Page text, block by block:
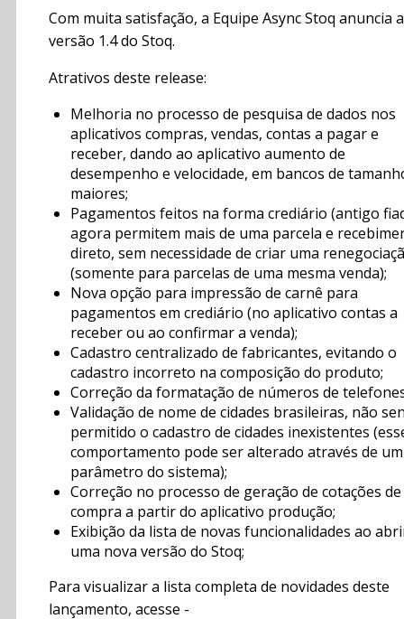
Com muita satisfação, a Equipe Async Stoq anuncia a
versão 1.4 do Stoq.
Atrativos deste release:
Melhoria no processo de pesquisa de dados nos
aplicativos compras, vendas, contas a pagar e
receber, dando ao aplicativo aumento de
desempenho e velocidade, em bancos de
maiores;
Pagamentos feitos na forma crediário (antigo
agora permitem mais de uma parcela e
direto, sem necessidade de criar uma
(somente para parcelas de uma mesma venda);
Nova opção para impressão de carnê para
pagamentos em crediário (no aplicativo contas a
receber ou ao confirmar a venda);
Cadastro centralizado de fabricantes, evitando o
cadastro incorreto na composição do produto;
Correção da formatação de números de
Validação de nome de cidades brasileiras, não
permitido o cadastro de cidades inexistentes
comportamento pode ser alterado através de um
parâmetro do sistema);
Correção no processo de geração de cotações de
compra a partir do aplicativo produção;
Exibição da lista de novas funcionalidades ao
uma nova versão do Stoq;
Para visualizar a lista completa de novidades deste
lançamento, acesse -